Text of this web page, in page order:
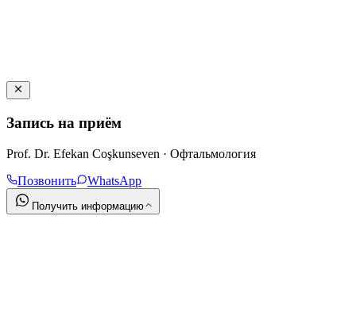
Запись на приём
Prof. Dr. Efekan Coşkunseven · Офтальмология
Позвонить
WhatsApp
Получить информацию